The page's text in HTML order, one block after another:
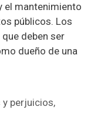
el mantenimiento
públicos. Los
deben ser
dueño de una
y perjuicios,